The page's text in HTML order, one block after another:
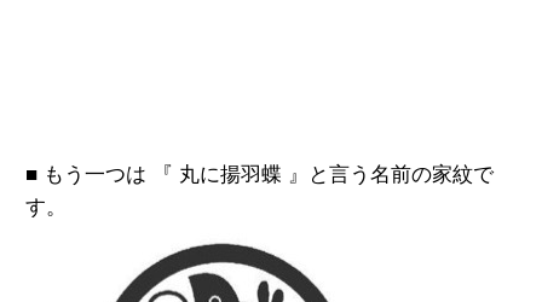
■ もう一つは 『 丸に揚羽蝶 』と言う名前の家紋で
す。